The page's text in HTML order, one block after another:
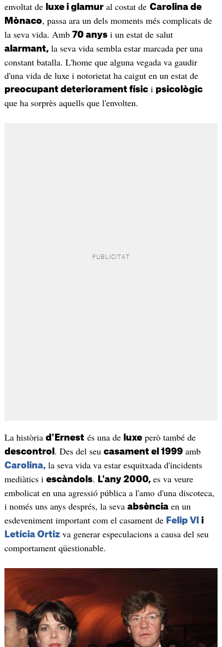
envoltat de luxe i glamural costat de Carolina de
Mònaco, passa ara un dels moments més complicats de
la seva vida. Amb 70 anysi un estat de salut
alarmant, la seva vida sembla estar marcada per una
constant batalla. L'home que alguna vegada va gaudir
d'una vida de luxe i notorietat ha caigut en un estat de
preocupant deteriorament físici psicològic
que ha sorprès aquells que l'envolten.
La història d'Ernestés una de luxeperò també de
descontrol . Des del seu casament el 1999amb
Carolina, la seva vida va estar esquitxada d'incidents
mediàtics i escàndols. L'any 2000, es va veure
embolicat en una agressió pública a l'amo d'una discoteca,
i només uns anys després, la seva absènciaen un
esdeveniment important com el casament de Felip VI
i
Letícia Ortizva generar especulacions a causa del seu
comportament qüestionable.